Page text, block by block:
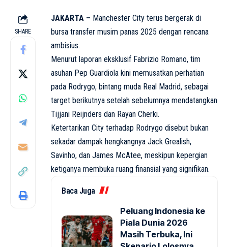
SHARE
JAKARTA – Manchester City terus bergerak di
bursa transfer musim panas 2025 dengan rencana
ambisius.
Menurut laporan eksklusif Fabrizio Romano, tim
asuhan Pep Guardiola kini memusatkan perhatian
pada Rodrygo, bintang muda Real Madrid, sebagai
target berikutnya setelah sebelumnya mendatangkan
Tijjani Reijnders dan Rayan Cherki.
Ketertarikan City terhadap Rodrygo disebut bukan
sekadar dampak hengkangnya Jack Grealish,
Savinho, dan James McAtee, meskipun kepergian
ketiganya membuka ruang finansial yang signifikan.
Baca Juga
Peluang Indonesia ke
Piala Dunia 2026
Masih Terbuka, Ini